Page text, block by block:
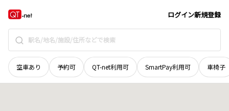
ログイン新規登録
空車あり 予約可 QT-net利用可 SmartPay利用可 車椅子
島根県